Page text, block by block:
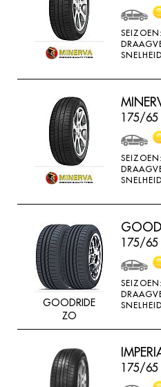
175/65
GOODRIDE
ZO
175/65
175/65